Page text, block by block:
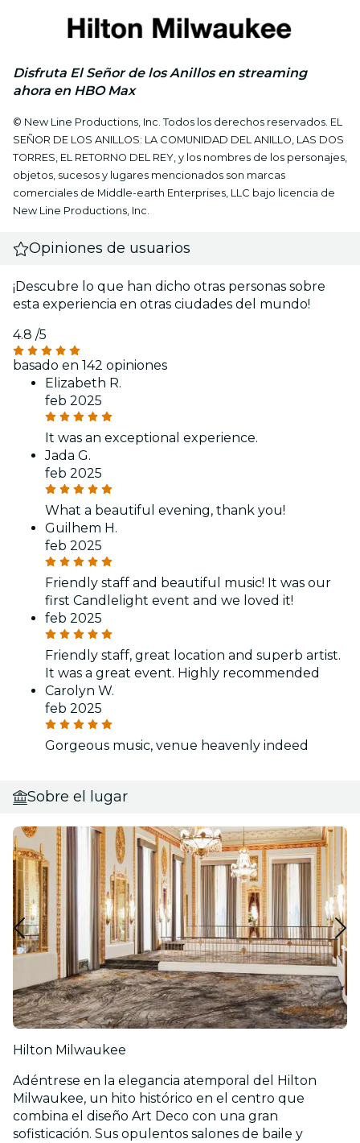
Disfruta El Señor de los Anillos en streaming
ahora en HBO Max
© New Line Productions, Inc. Todos los derechos reservados. EL
SEÑOR DE LOS ANILLOS: LA COMUNIDAD DEL ANILLO, LAS DOS
TORRES, EL RETORNO DEL REY, y los nombres de los personajes,
objetos, sucesos y lugares mencionados son marcas
comerciales de Middle-earth Enterprises, LLC bajo licencia de
New Line Productions, Inc.
Opiniones de usuarios
¡Descubre lo que han dicho otras personas sobre
esta experiencia en otras ciudades del mundo!
4.8 /5
basado en 142 opiniones
Elizabeth R.
feb 2025
It was an exceptional experience.
Jada G.
feb 2025
What a beautiful evening, thank you!
Guilhem H.
feb 2025
Friendly staff and beautiful music! It was our
first Candlelight event and we loved it!
feb 2025
Friendly staff, great location and superb artist.
It was a great event. Highly recommended
Carolyn W.
feb 2025
Gorgeous music, venue heavenly indeed
Sobre el lugar
Hilton Milwaukee
Adéntrese en la elegancia atemporal del Hilton
Milwaukee, un hito histórico en el centro que
combina el diseño Art Deco con una gran
sofisticación. Sus opulentos salones de baile y